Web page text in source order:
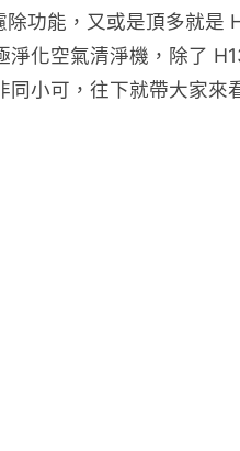
功能，又或是頂多就是
化空氣清淨機，除了
小可，往下就帶大家來